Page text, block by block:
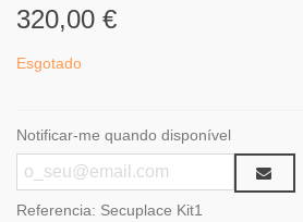
320,00 €
Esgotado
Notificar-me quando disponível
Referencia: Secuplace Kit1